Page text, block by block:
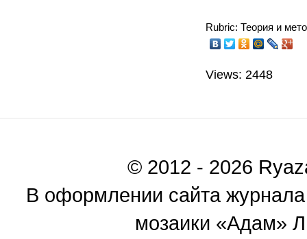
Rubric: Теория и
Views: 2448
© 2012 - 2026
В оформлении сайта
мозаики «Адам»